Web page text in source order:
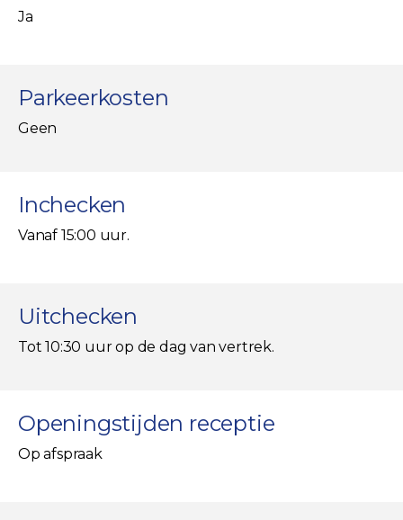
Ja
Parkeerkosten
Geen
Inchecken
Vanaf 15:00 uur.
Uitchecken
Tot 10:30 uur op de dag van vertrek.
Openingstijden receptie
Op afspraak